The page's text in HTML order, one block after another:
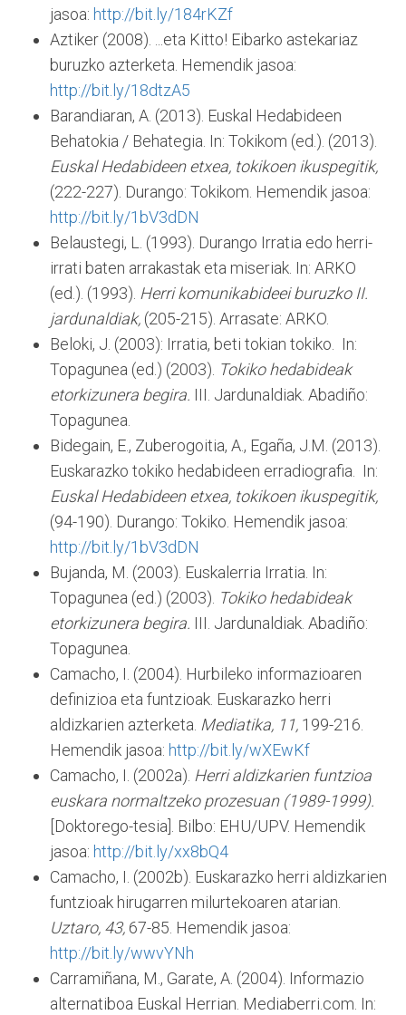
jasoa: http://bit.ly/184rKZf
Aztiker (2008). ...eta Kitto! Eibarko astekariaz
buruzko azterketa. Hemendik jasoa:
http://bit.ly/18dtzA5
Barandiaran, A. (2013). Euskal Hedabideen
Behatokia / Behategia. In: Tokikom (ed.). (2013).
Euskal Hedabideen etxea, tokikoen ikuspegitik,
(222-227). Durango: Tokikom. Hemendik jasoa:
http://bit.ly/1bV3dDN
Belaustegi, L. (1993). Durango Irratia edo herri-
irrati baten arrakastak eta miseriak. In: ARKO
(ed.). (1993). Herri komunikabideei buruzko II.
jardunaldiak, (205-215). Arrasate: ARKO.
Beloki, J. (2003): Irratia, beti tokian tokiko. In:
Topagunea (ed.) (2003). Tokiko hedabideak
etorkizunera begira. III. Jardunaldiak. Abadiño:
Topagunea.
Bidegain, E., Zuberogoitia, A., Egaña, J.M. (2013).
Euskarazko tokiko hedabideen erradiografia. In:
Euskal Hedabideen etxea, tokikoen ikuspegitik,
(94-190). Durango: Tokiko. Hemendik jasoa:
http://bit.ly/1bV3dDN
Bujanda, M. (2003). Euskalerria Irratia. In:
Topagunea (ed.) (2003). Tokiko hedabideak
etorkizunera begira. III. Jardunaldiak. Abadiño:
Topagunea.
Camacho, I. (2004). Hurbileko informazioaren
definizioa eta funtzioak. Euskarazko herri
aldizkarien azterketa. Mediatika, 11, 199-216.
Hemendik jasoa: http://bit.ly/wXEwKf
Camacho, I. (2002a). Herri aldizkarien funtzioa
euskara normaltzeko prozesuan (1989-1999).
[Doktorego-tesia]. Bilbo: EHU/UPV. Hemendik
jasoa: http://bit.ly/xx8bQ4
Camacho, I. (2002b). Euskarazko herri aldizkarien
funtzioak hirugarren milurtekoaren atarian.
Uztaro, 43, 67-85. Hemendik jasoa:
http://bit.ly/wwvYNh
Carramiñana, M., Garate, A. (2004). Informazio
alternatiboa Euskal Herrian. Mediaberri.com. In: